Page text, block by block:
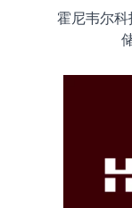
霍尼韦尔